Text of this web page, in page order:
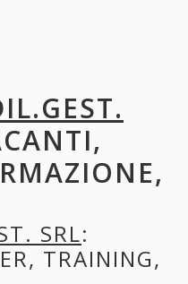
SRL:
TRAINING,